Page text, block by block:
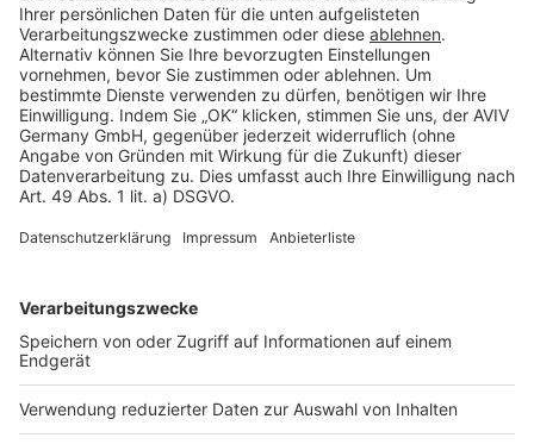
Rechtliches
AGB-Übersicht
Datenschutz
Impressum
Services
Bauprojekt-Quiz
Häuser-Suche
Hausanbieter-Suche